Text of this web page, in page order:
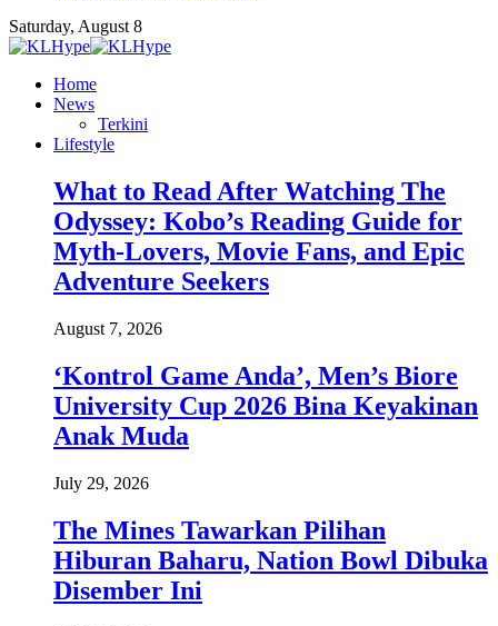
Saturday, August 8
Home
News
Terkini
Lifestyle
What to Read After Watching The
Odyssey: Kobo’s Reading Guide for
Myth-Lovers, Movie Fans, and Epic
Adventure Seekers
August 7, 2026
‘Kontrol Game Anda’, Men’s Biore
University Cup 2026 Bina Keyakinan
Anak Muda
July 29, 2026
The Mines Tawarkan Pilihan
Hiburan Baharu, Nation Bowl Dibuka
Disember Ini